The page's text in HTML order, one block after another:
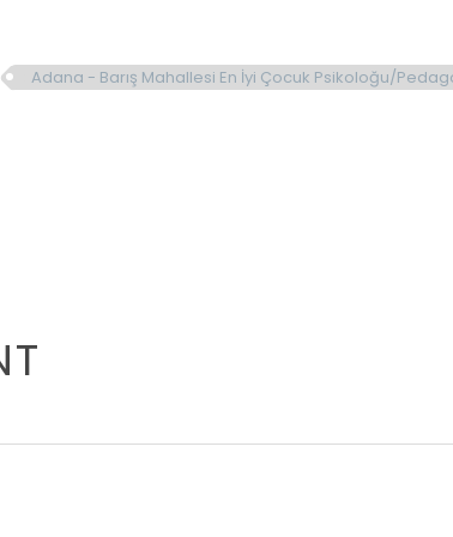
Adana - Barış Mahallesi En İyi Çocuk Psikoloğu/